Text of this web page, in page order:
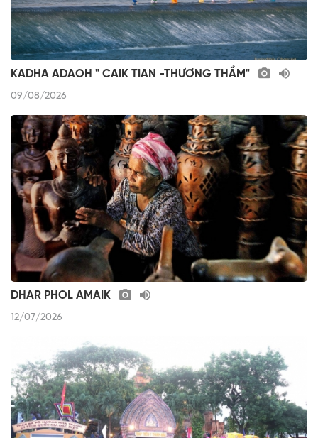
KADHA ADAOH " CAIK TIAN -THƯƠNG THẦM"
09/08/2026
DHAR PHOL AMAIK
12/07/2026